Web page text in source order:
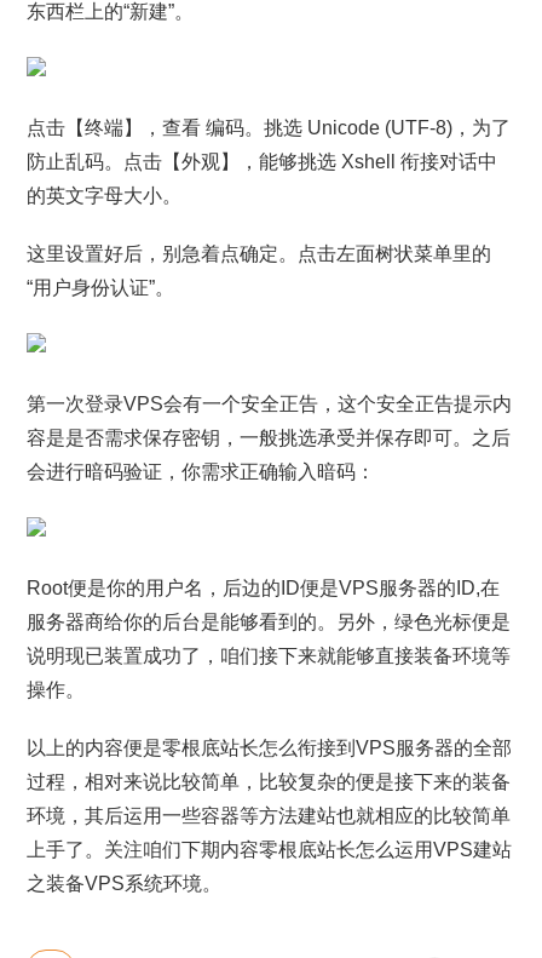
东西栏上的“新建”。
点击【终端】，查看 编码。挑选 Unicode (UTF-8)，为了
防止乱码。点击【外观】，能够挑选 Xshell 衔接对话中
的英文字母大小。
这里设置好后，别急着点确定。点击左面树状菜单里的
“用户身份认证”。
第一次登录VPS会有一个安全正告，这个安全正告提示内
容是是否需求保存密钥，一般挑选承受并保存即可。之后
会进行暗码验证，你需求正确输入暗码：
Root便是你的用户名，后边的ID便是VPS服务器的ID,在
服务器商给你的后台是能够看到的。另外，绿色光标便是
说明现已装置成功了，咱们接下来就能够直接装备环境等
操作。
以上的内容便是零根底站长怎么衔接到VPS服务器的全部
过程，相对来说比较简单，比较复杂的便是接下来的装备
环境，其后运用一些容器等方法建站也就相应的比较简单
上手了。关注咱们下期内容零根底站长怎么运用VPS建站
之装备VPS系统环境。